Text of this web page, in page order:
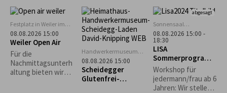
übernehmen“ -
Bettina von
Nottbeck,
Heilpraktikerin,
Körperpsychothera
peutin
Festplatz in Weiler im
Allgäu
08.08.2026 15:00
Weiler Open Air
Für die
Nachmittagsunterh
altung bieten wir
Handwerkermuseum
„Heimathaus"
Scheidegg
08.08.2026 15:00
Scheidegger
Glutenfrei-
abgesagt
Sonnensaal
Stiefenhofen
08.08.2026 15:00 -
18:30
LISA
Sommerprogramm
: Familienaktion
Workshop für
jedermann/frau ab 6
Jahren: Wir stellen